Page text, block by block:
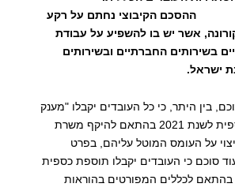
ההסכם הקיבוצי נחתם על רקע
אשר יש בו להשפיע על עבודת
בשירותים החברתיים ובשירותים
ישראל.
בין היתר, כי כל העובדים יקבלו "מענק
קורונה" ותוספת כספית לשנת 2021 בהתאם להיקף משרת
על העומס המוטל עליהם, בפרט
סוכם כי העובדים יקבלו תוספת כספית
של 500 ₪ בהתאם לכללים המפורטים בהוראות